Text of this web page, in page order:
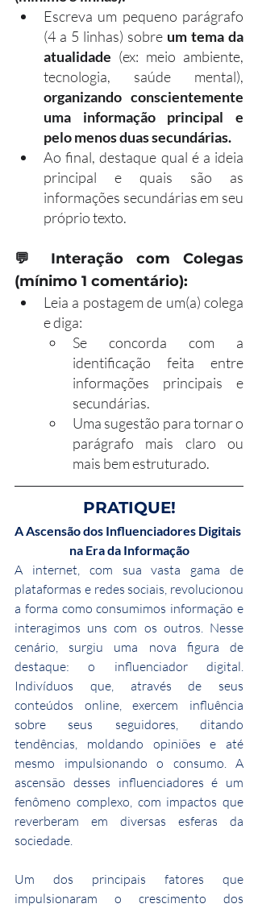
Escreva um pequeno parágrafo
(4 a 5 linhas) sobre um tema da
atualidade (ex: meio ambiente,
organizando conscientemente
uma informação principal e
pelo menos duas secundárias.
Ao final, destaque qual é a ideia
principal e quais são as
informações secundárias em seu
próprio texto.
💬 Interação com Colegas
(mínimo 1 comentário):
Leia a postagem de um(a) colega
e diga:
Se concorda com a
identificação feita entre
informações principais e
secundárias.
Uma sugestão para tornar o
parágrafo mais claro ou
mais bem estruturado.
PRATIQUE!
A Ascensão dos Influenciadores Digitais
na Era da Informação
A internet, com sua vasta gama de
plataformas e redes sociais, revolucionou
a forma como consumimos informação e
interagimos uns com os outros. Nesse
cenário, surgiu uma nova figura de
destaque: o influenciador digital.
Indivíduos que, através de seus
conteúdos online, exercem influência
sobre seus seguidores, ditando
tendências, moldando opiniões e até
mesmo impulsionando o consumo. A
ascensão desses influenciadores é um
fenômeno complexo, com impactos que
reverberam em diversas esferas da
sociedade.
Um dos principais fatores que
impulsionaram o crescimento dos